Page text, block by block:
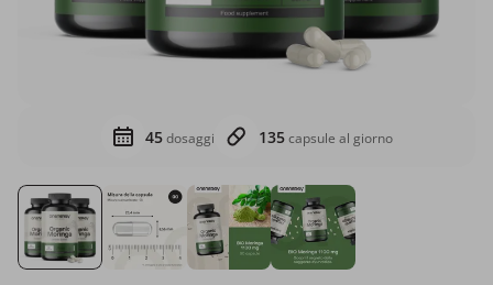
45dosaggi 135capsule al giorno